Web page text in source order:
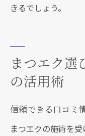
口コミを
口コミを
口コミか
る方法
理想のデ
法
きるでしょう。
まつエク選
の活用術
信頼できる口コミ
まつエクの施術を